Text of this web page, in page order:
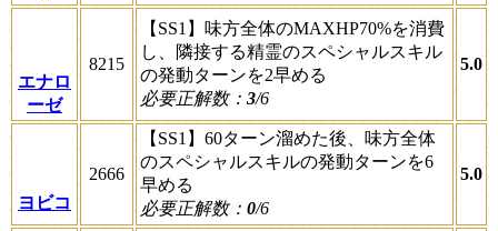
エナロ
ーゼ
8215
【SS1】味方全体のMAXHP70%を消費
し、隣接する精霊のスペシャルスキル
の発動ターンを2早める
必要正解数： 3/6
5.0
ヨビコ
2666
【SS1】60ターン溜めた後、味方全体
のスペシャルスキルの発動ターンを6
早める
必要正解数： 0/6
5.0